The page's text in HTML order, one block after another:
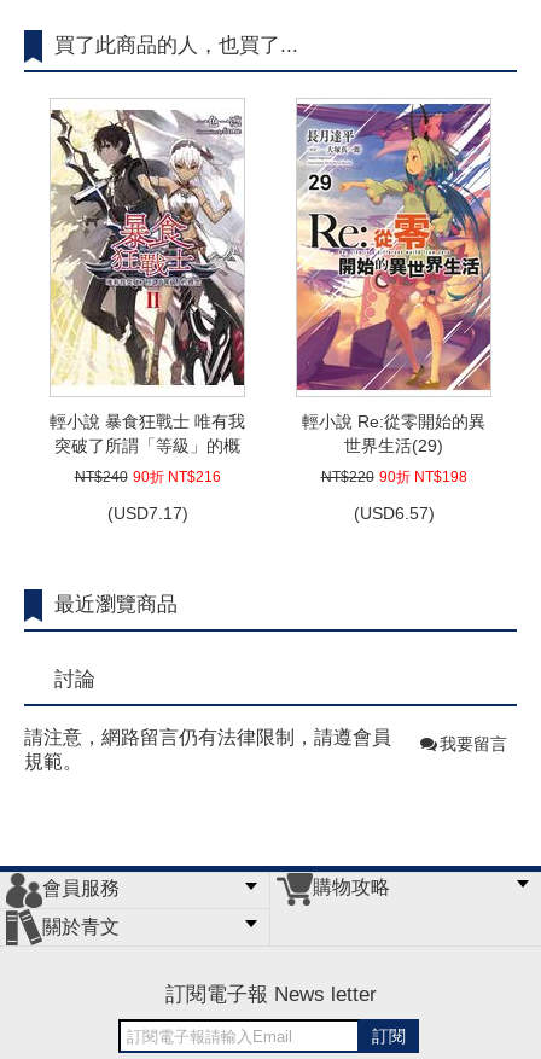
買了此商品的人，也買了...
輕小說 暴食狂戰士 唯有我
突破了所謂「等級」的概
念(02)
NT$240 90折 NT$216
(USD7.17)
輕小說 Re:從零開始的異
世界生活(29)
NT$220 90折 NT$198
(USD6.57)
最近瀏覽商品
討論
請注意，網路留言仍有法律限制，請遵會員
規範。
我要留言
會員服務
會員辦法
客服信箱
隱私條款
網站導覽
購物攻略
關於青文
訂閱電子報 News letter
訂閱